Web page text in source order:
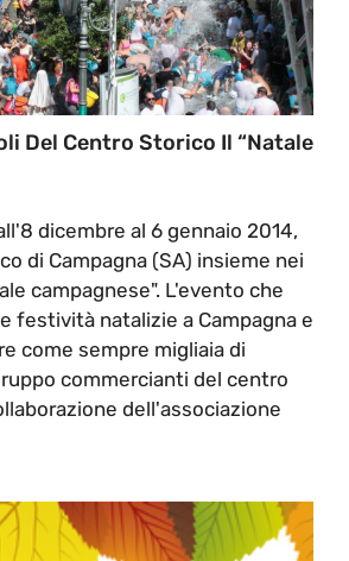
Del Centro Storico Il “Natale
dicembre al 6 gennaio 2014,
di Campagna (SA) insieme nei
campagnese". L'evento che
festività natalizie a Campagna e
come sempre migliaia di
commercianti del centro
dell'associazione